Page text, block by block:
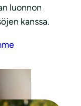
luonnon
kanssa.